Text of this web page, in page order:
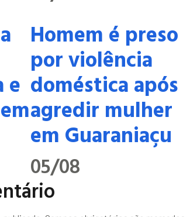
e
Homem é preso
por violência
doméstica após
agredir mulher
em Guaraniaçu
05/08